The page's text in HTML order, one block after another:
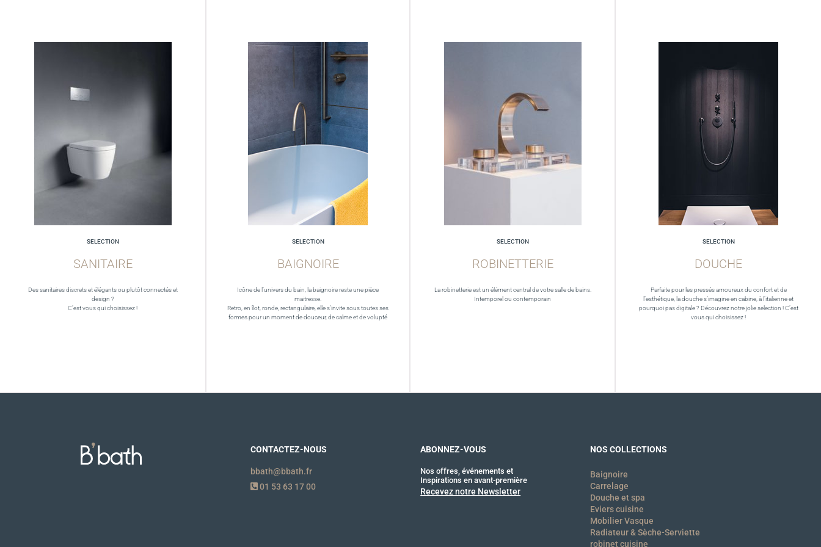
SELECTION
SANITAIRE
Des sanitaires discrets et élégants ou plutôt connectés et
design ?
C’est vous qui choisissez !
SELECTION
BAIGNOIRE
Icône de l’univers du bain, la baignoire reste une pièce
maitresse.
Retro, en îlot, ronde, rectangulaire, elle s’invite sous toutes ses
formes pour un moment de douceur, de calme et de volupté
SELECTION
ROBINETTERIE
La robinetterie est un élément central de votre salle de bains.
Intemporel ou contemporain
SELECTION
DOUCHE
Parfaite pour les pressés amoureux du confort et de
l’esthétique, la douche s’imagine en cabine, à l’italienne et
pourquoi pas digitale ? Découvrez notre jolie selection ! C’est
vous qui choisissez !
CONTACTEZ-NOUS
bbath@bbath.fr
01 53 63 17 00
ABONNEZ-VOUS
Nos offres, événements et
Inspirations en avant-première
Recevez notre Newsletter
NOS COLLECTIONS
Baignoire
Carrelage
Douche et spa
Eviers cuisine
Mobilier Vasque
Radiateur & Sèche-Serviette
robinet cuisine